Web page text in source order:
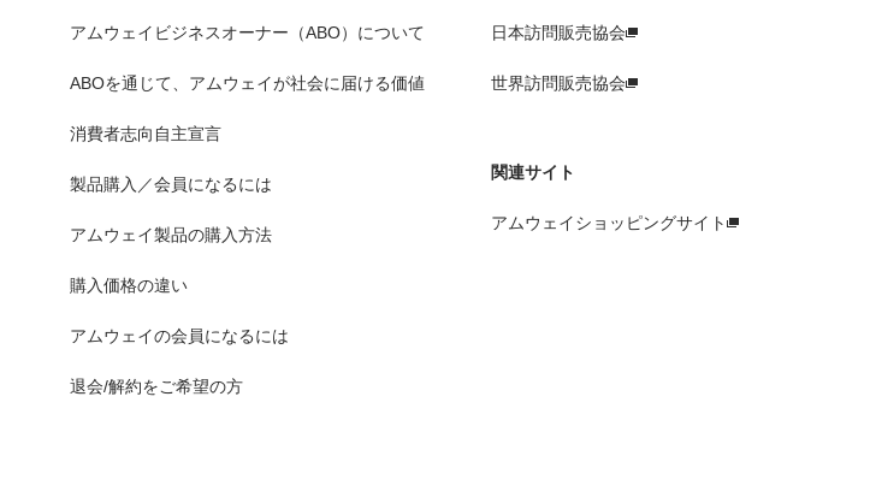
アムウェイビジネスオーナー（ABO）について
ABOを通じて、アムウェイが社会に届ける価値
消費者志向自主宣言
製品購入／会員になるには
アムウェイ製品の購入方法
購入価格の違い
アムウェイの会員になるには
退会/解約をご希望の方
日本訪問販売協会
世界訪問販売協会
関連サイト
アムウェイショッピングサイト